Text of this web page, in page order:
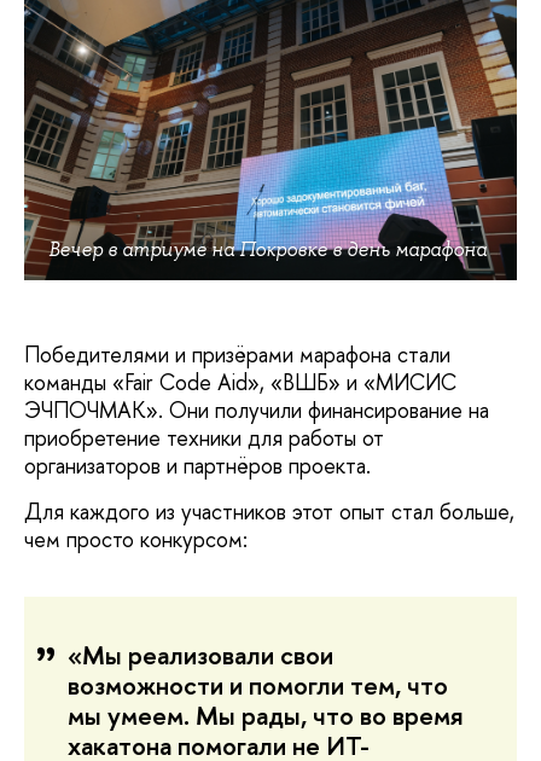
Вечер в атриуме на Покровке в день марафона
Победителями и призёрами марафона стали
команды «Fair Code Aid», «ВШБ» и «МИСИС
ЭЧПОЧМАК». Они получили финансирование на
приобретение техники для работы от
организаторов и партнёров проекта.
Для каждого из участников этот опыт стал больше,
чем просто конкурсом:
«Мы реализовали свои
возможности и помогли тем, что
мы умеем. Мы рады, что во время
хакатона помогали не ИТ-